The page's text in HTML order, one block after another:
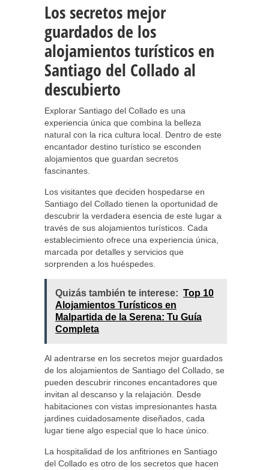
Los secretos mejor
guardados de los
alojamientos turísticos en
Santiago del Collado al
descubierto
Explorar Santiago del Collado es una
experiencia única que combina la belleza
natural con la rica cultura local. Dentro de este
encantador destino turístico se esconden
alojamientos que guardan secretos
fascinantes.
Los visitantes que deciden hospedarse en
Santiago del Collado tienen la oportunidad de
descubrir la verdadera esencia de este lugar a
través de sus alojamientos turísticos. Cada
establecimiento ofrece una experiencia única,
marcada por detalles y servicios que
sorprenden a los huéspedes.
Quizás también te interese: Top 10
Alojamientos Turísticos en
Malpartida de la Serena: Tu Guía
Completa
Al adentrarse en los secretos mejor guardados
de los alojamientos de Santiago del Collado, se
pueden descubrir rincones encantadores que
invitan al descanso y la relajación. Desde
habitaciones con vistas impresionantes hasta
jardines cuidadosamente diseñados, cada
lugar tiene algo especial que lo hace único.
La hospitalidad de los anfitriones en Santiago
del Collado es otro de los secretos que hacen